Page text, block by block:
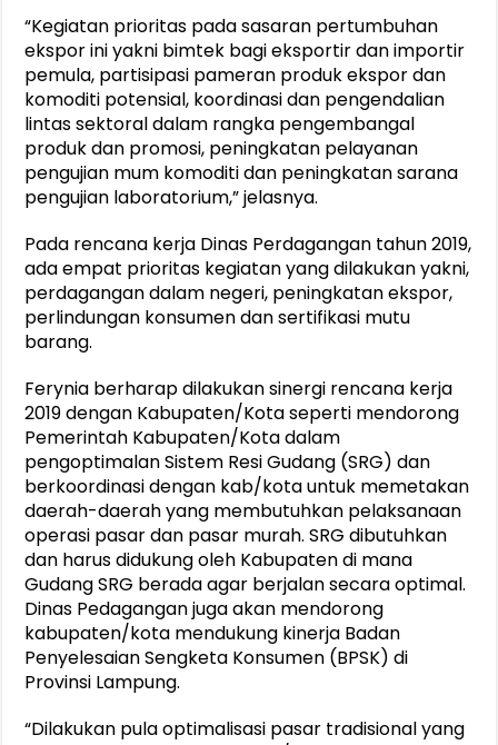
“Kegiatan prioritas pada sasaran pertumbuhan
ekspor ini yakni bimtek bagi eksportir dan importir
pemula, partisipasi pameran produk ekspor dan
komoditi potensial, koordinasi dan pengendalian
lintas sektoral dalam rangka pengembangal
produk dan promosi, peningkatan pelayanan
pengujian mum komoditi dan peningkatan sarana
pengujian laboratorium,” jelasnya.
Pada rencana kerja Dinas Perdagangan tahun 2019,
ada empat prioritas kegiatan yang dilakukan yakni,
perdagangan dalam negeri, peningkatan ekspor,
perlindungan konsumen dan sertifikasi mutu
barang.
Ferynia berharap dilakukan sinergi rencana kerja
2019 dengan Kabupaten/Kota seperti mendorong
Pemerintah Kabupaten/Kota dalam
pengoptimalan Sistem Resi Gudang (SRG) dan
berkoordinasi dengan kab/kota untuk memetakan
daerah-daerah yang membutuhkan pelaksanaan
operasi pasar dan pasar murah. SRG dibutuhkan
dan harus didukung oleh Kabupaten di mana
Gudang SRG berada agar berjalan secara optimal.
Dinas Pedagangan juga akan mendorong
kabupaten/kota mendukung kinerja Badan
Penyelesaian Sengketa Konsumen (BPSK) di
Provinsi Lampung.
“Dilakukan pula optimalisasi pasar tradisional yang